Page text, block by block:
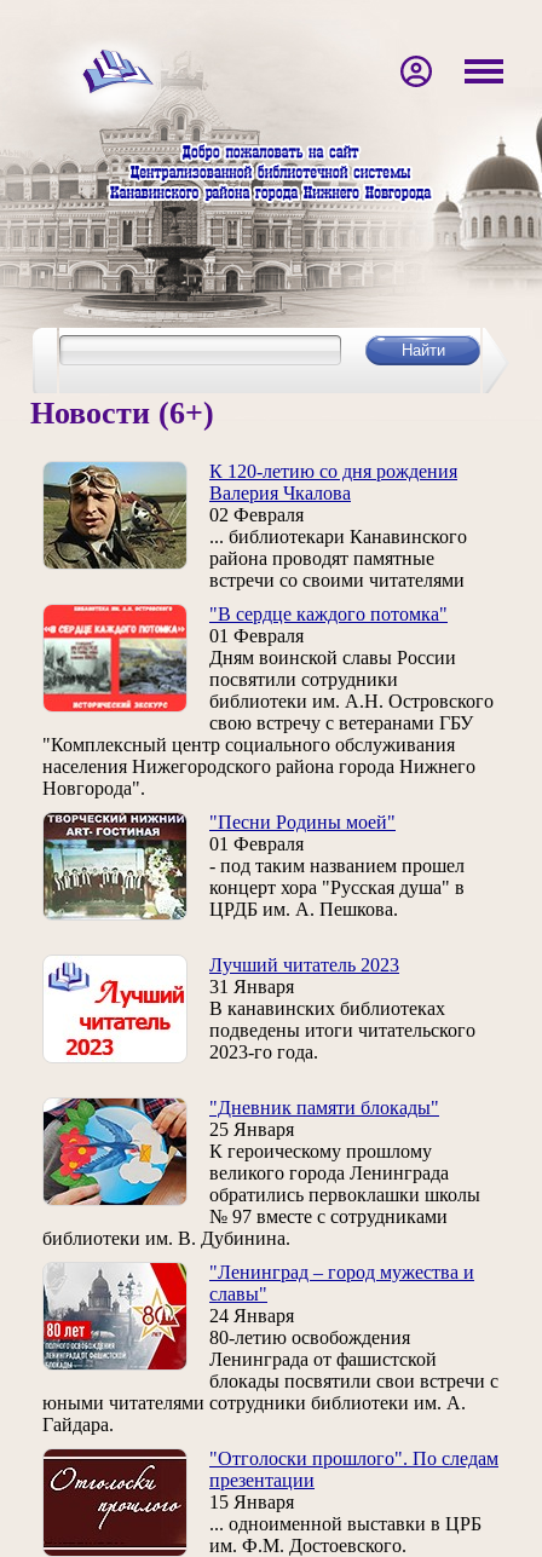
Новости (6+)
К 120-летию со дня рождения
Валерия Чкалова
02 Февраля
... библиотекари Канавинского
района проводят памятные
встречи со своими читателями
"В сердце каждого потомка"
01 Февраля
Дням воинской славы России
посвятили сотрудники
библиотеки им. А.Н. Островского
свою встречу с ветеранами ГБУ
"Комплексный центр социального обслуживания
населения Нижегородского района города Нижнего
Новгорода".
"Песни Родины моей"
01 Февраля
- под таким названием прошел
концерт хора "Русская душа" в
ЦРДБ им. А. Пешкова.
Лучший читатель 2023
31 Января
В канавинских библиотеках
подведены итоги читательского
2023-го года.
"Дневник памяти блокады"
25 Января
К героическому прошлому
великого города Ленинграда
обратились первоклашки школы
№ 97 вместе с сотрудниками
библиотеки им. В. Дубинина.
"Ленинград – город мужества и
славы"
24 Января
80-летию освобождения
Ленинграда от фашистской
блокады посвятили свои встречи с
юными читателями сотрудники библиотеки им. А.
Гайдара.
"Отголоски прошлого". По следам
презентации
15 Января
... одноименной выставки в ЦРБ
им. Ф.М. Достоевского.